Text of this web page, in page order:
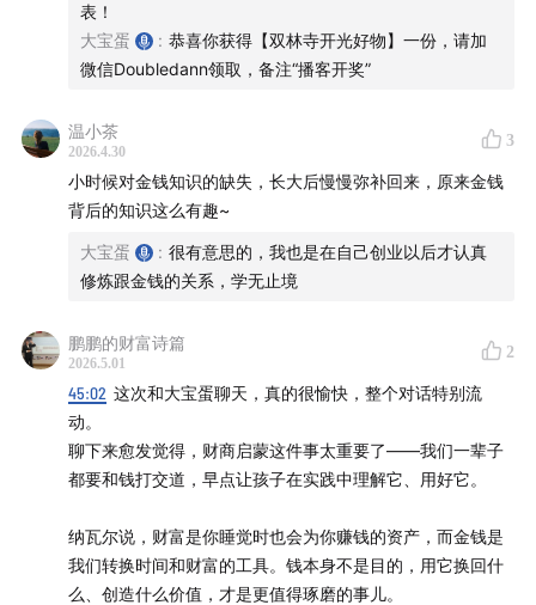
表！
大宝蛋
: 恭喜你获得【双林寺开光好物】一份，请加
微信Doubledann领取，备注“播客开奖”
温小茶
2026.4.30
3
小时候对金钱知识的缺失，长大后慢慢弥补回来，原来金钱
背后的知识这么有趣~
大宝蛋 : 很有意思的，我也是在自己创业以后才认真
修炼跟金钱的关系，学无止境
鹏鹏的财富诗篇
2026.5.01
2
45:02 这次和大宝蛋聊天，真的很愉快，整个对话特别流
动。
聊下来愈发觉得，财商启蒙这件事太重要了——我们一辈子
都要和钱打交道，早点让孩子在实践中理解它、用好它。
纳瓦尔说，财富是你睡觉时也会为你赚钱的资产，而金钱是
我们转换时间和财富的工具。钱本身不是目的，用它换回什
么、创造什么价值，才是更值得琢磨的事儿。